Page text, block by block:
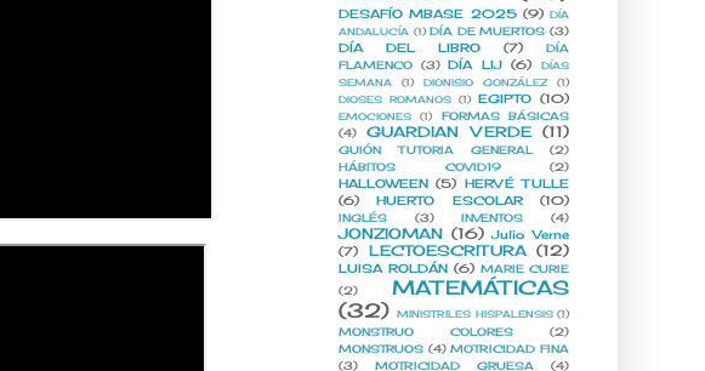
DESAFÍO MBASE 2025 (9) DÍA
ANDALUCÍA (1) DÍA DE MUERTOS (3)
DÍA DEL LIBRO (7)
DÍA
FLAMENCO
(3) DÍA LIJ (6)
DÍAS
SEMANA
(1) DIONISIO GONZÁLEZ
(1)
DIOSES ROMANOS (1) EGIPTO (10)
EMOCIONES (1)
FORMAS BÁSICAS
(4)
GUARDIAN VERDE (11)
GUIÓN TUTORIA GENERAL
(2)
HÁBITOS COVID19
(2)
HALLOWEEN (5) HERVÉ TULLE
(6)
HUERTO ESCOLAR (10)
INGLÉS (3) INVENTOS (4)
JONZIOMAN (16) Julio Verne
(7)
LECTOESCRITURA (12)
LUISA ROLDÁN (6) MARIE CURIE
(2)
MATEMÁTICAS
(32)
MINISTRILES HISPALENSIS (1)
MONSTRUO COLORES
(2)
MONSTRUOS (4) MOTRICIDAD FINA
(3)
MOTRICIDAD GRUESA (4)